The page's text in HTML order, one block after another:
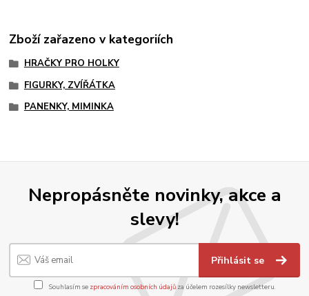
Zboží zařazeno v kategoriích
HRAČKY PRO HOLKY
FIGURKY, ZVÍŘÁTKA
PANENKY, MIMINKA
Nepropásněte novinky, akce a
slevy!
Přihlásit se
Souhlasím se zpracováním osobních údajůza účelem rozesílky newsletteru.